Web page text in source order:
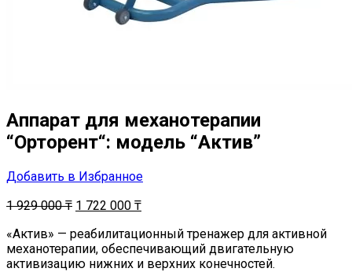
Аппарат для механотерапии
“Орторент“: модель “Актив”
Добавить в Избранное
1 929 000₸ 1 722 000 ₸
«Актив» — реабилитационный тренажер для активной
механотерапии, обеспечивающий двигательную
активизацию нижних и верхних конечностей.